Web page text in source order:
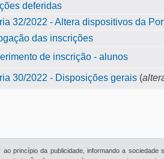
deferidas
32/2022 - Altera dispositivos da
das inscrições
de inscrição - alunos
30/2022 - Disposições gerais (
ao princípio da publicidade, informando a